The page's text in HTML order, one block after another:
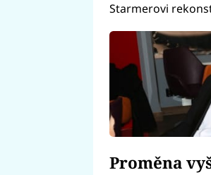
Starmerovi
Proměna